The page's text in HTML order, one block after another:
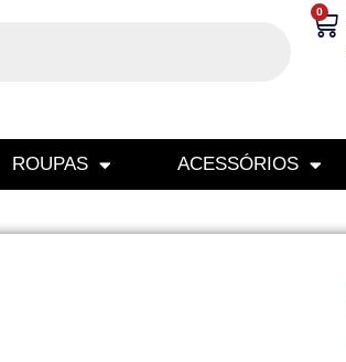
0
ROUPAS ACESSÓRIOS